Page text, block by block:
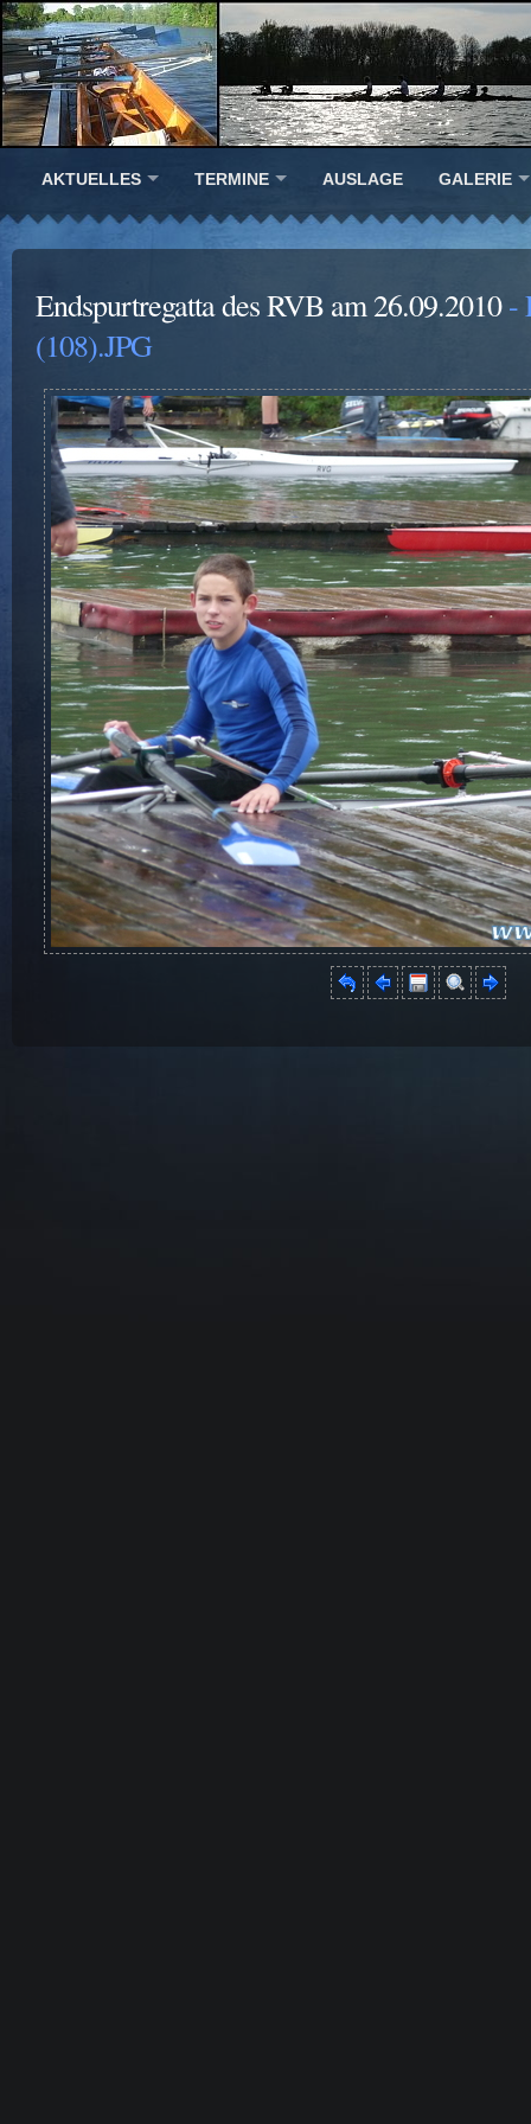
AKTUELLES TERMINE AUSLAGE GALERIE
Endspurtregatta des RVB am 26.09.2010-
(108).JPG